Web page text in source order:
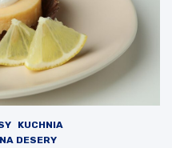
KUCHNIA
DESERY